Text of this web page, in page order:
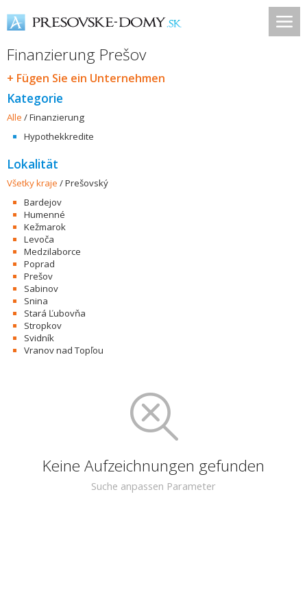
Finanzierung Prešov
+ Fügen Sie ein Unternehmen
Kategorie
Alle /Finanzierung
Hypothekkredite
Lokalität
Všetky kraje /Prešovský
Bardejov
Humenné
Kežmarok
Levoča
Medzilaborce
Poprad
Prešov
Sabinov
Snina
Stará Ľubovňa
Stropkov
Svidník
Vranov nad Topľou
Keine Aufzeichnungen gefunden
Suche anpassen Parameter